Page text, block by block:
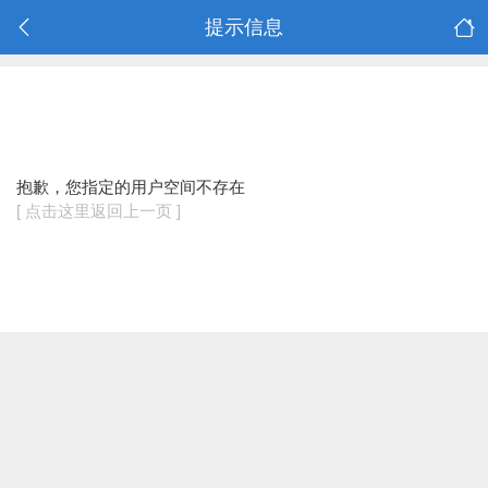
提示信息
抱歉，您指定的用户空间不存在
[ 点击这里返回上一页 ]